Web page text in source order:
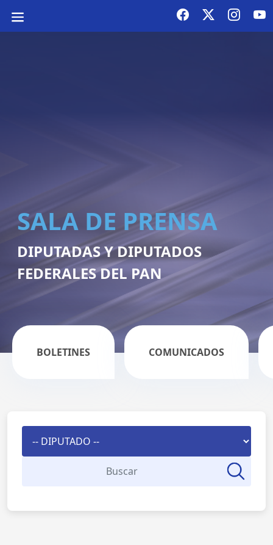
SALA DE PRENSA
DIPUTADAS Y DIPUTADOS
FEDERALES DEL PAN
BOLETINES COMUNICADOS